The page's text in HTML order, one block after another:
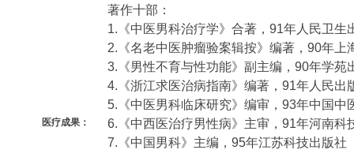
医疗成果：
著作十部：
1.《中医男科治疗学》合著，91年人民卫生
2.《名老中医肿瘤验案辑按》编著，90年上
3.《男性不育与性功能》副主编，90年学苑
4.《浙江求医治病指南》编著，91年人民出
5.《中医男科临床研究》编审，93年中国中
6.《中西医治疗男性病》主审，91年河南科
7.《中国男科》主编，95年江苏科技出版社